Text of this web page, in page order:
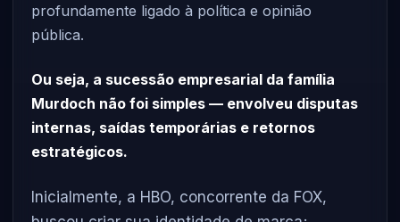
profundamente ligado à política e opinião
pública.
Ou seja, a sucessão empresarial da família
Murdoch não foi simples — envolveu disputas
internas, saídas temporárias e retornos
estratégicos.
Inicialmente, a HBO, concorrente da FOX,